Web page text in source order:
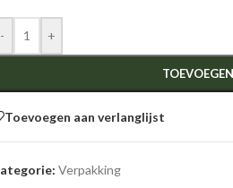
- +
Toevoegen aan verlanglijst
Verpakking